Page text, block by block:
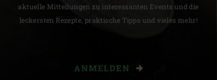
aktuelle Mitteilungen zu interessanten Events und die
leckersten Rezepte, praktische Tipps und vieles mehr!
ANMELDEN